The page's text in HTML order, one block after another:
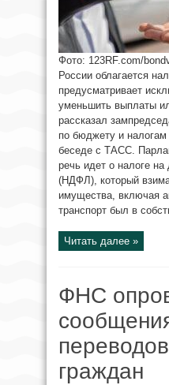
Фото: 123RF.com/
России облагается
предусматривает
уменьшить выплаты
рассказал
по бюджету и
беседе с ТАСС.
речь идет о налоге
(НДФЛ), который
имущества, включая
транспорт был в
Читать далее »
ФНС
граждан